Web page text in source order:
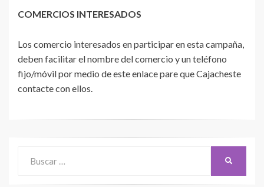
COMERCIOS INTERESADOS
Los comercio interesados en participar en esta campaña,
deben facilitar el nombre del comercio y un teléfono
fijo/móvil por medio de este enlace pare que Cajacheste
contacte con ellos.